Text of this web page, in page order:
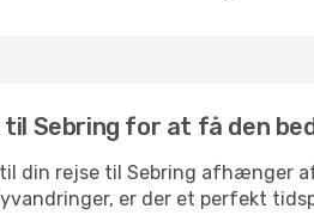
Sebring for at få den
din rejse til Sebring afhænger
er der et perfekt